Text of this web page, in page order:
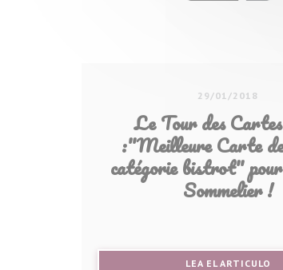
29/01/2018
Le Tour des
:"Meilleure Carte
catégorie bistrot"
Sommelier !
LEA EL ARTICULO